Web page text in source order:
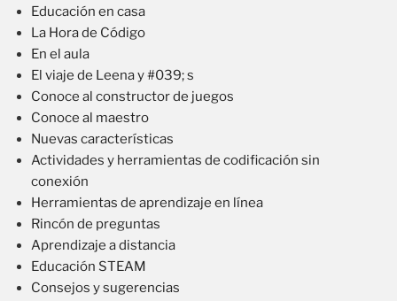
Educación en casa
La Hora de Código
En el aula
El viaje de Leena y #039; s
Conoce al constructor de juegos
Conoce al maestro
Nuevas características
Actividades y herramientas de codificación sin
conexión
Herramientas de aprendizaje en línea
Rincón de preguntas
Aprendizaje a distancia
Educación STEAM
Consejos y sugerencias